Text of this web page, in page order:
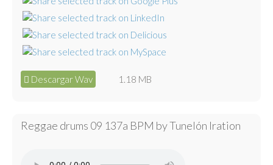
Descargar Wav 1.18 MB
Reggae drums 09 137a BPM by Tunelón Iration